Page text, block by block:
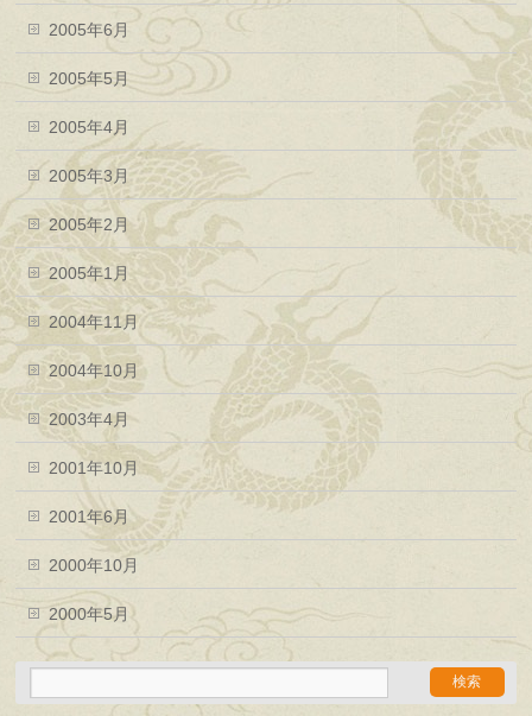
2005年6月
2005年5月
2005年4月
2005年3月
2005年2月
2005年1月
2004年11月
2004年10月
2003年4月
2001年10月
2001年6月
2000年10月
2000年5月